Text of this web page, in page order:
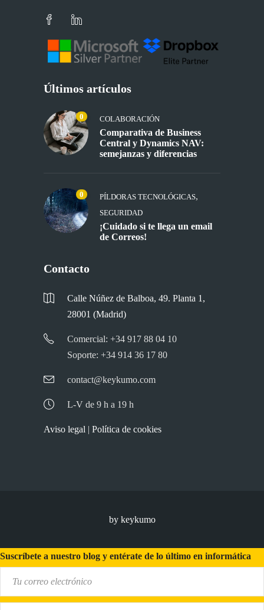
Últimos artículos
0 COLABORACIÓN
Comparativa de Business
Central y Dynamics NAV:
semejanzas y diferencias
0 PÍLDORAS TECNOLÓGICAS,
SEGURIDAD
¡Cuidado si te llega un email
de Correos!
Contacto
Calle Núñez de Balboa, 49. Planta 1,
28001 (Madrid)
Comercial: +34 917 88 04 10
Soporte: +34 914 36 17 80
contact@keykumo.com
L-V de 9 h a 19 h
Aviso legal | Política de cookies
by keykumo
Suscríbete a nuestro blog y entérate de lo último en informática